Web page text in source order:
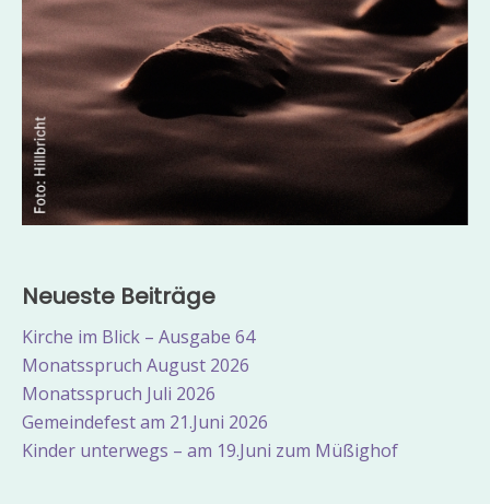
Neueste Beiträge
Kirche im Blick – Ausgabe 64
Monatsspruch August 2026
Monatsspruch Juli 2026
Gemeindefest am 21.Juni 2026
Kinder unterwegs – am 19.Juni zum Müßighof